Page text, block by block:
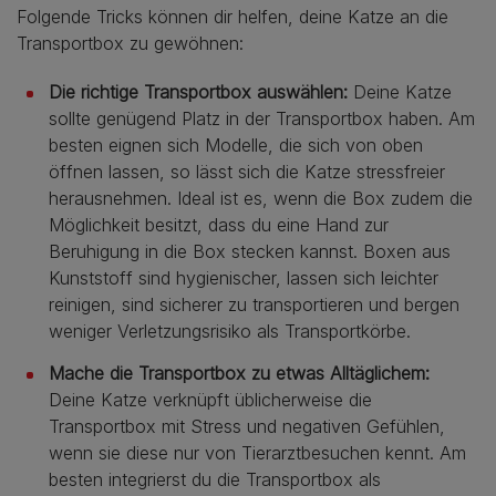
Folgende Tricks können dir helfen, deine Katze an die
Transportbox zu gewöhnen:
Die richtige Transportbox auswählen: Deine Katze
sollte genügend Platz in der Transportbox haben. Am
besten eignen sich Modelle, die sich von oben
öffnen lassen, so lässt sich die Katze stressfreier
herausnehmen. Ideal ist es, wenn die Box zudem die
Möglichkeit besitzt, dass du eine Hand zur
Beruhigung in die Box stecken kannst. Boxen aus
Kunststoff sind hygienischer, lassen sich leichter
reinigen, sind sicherer zu transportieren und bergen
weniger Verletzungsrisiko als Transportkörbe.
Mache die Transportbox zu etwas Alltäglichem:
Deine Katze verknüpft üblicherweise die
Transportbox mit Stress und negativen Gefühlen,
wenn sie diese nur von Tierarztbesuchen kennt. Am
besten integrierst du die Transportbox als